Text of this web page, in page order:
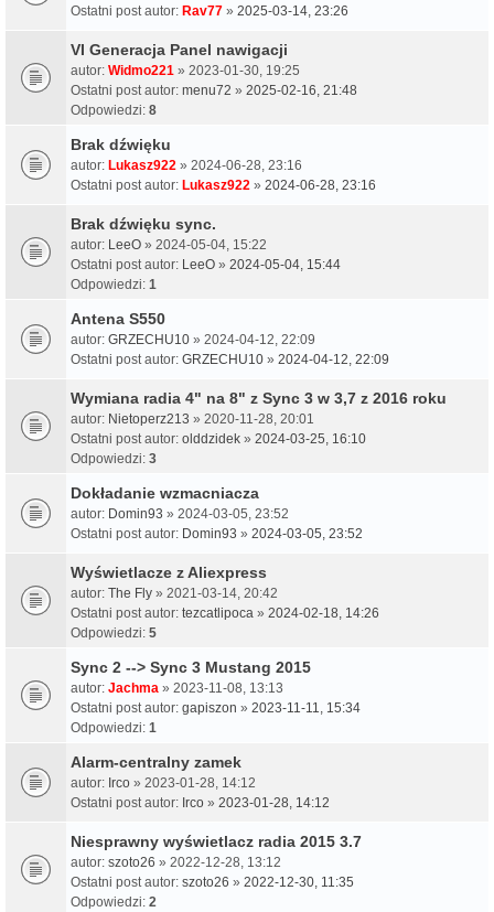
Ostatni post autor: Rav77 » 2025-03-14, 23:26
VI Generacja Panel nawigacji
autor: Widmo221 » 2023-01-30, 19:25
Ostatni post autor: menu72 » 2025-02-16, 21:48
Odpowiedzi: 8
Brak dźwięku
autor: Lukasz922 » 2024-06-28, 23:16
Ostatni post autor: Lukasz922 » 2024-06-28, 23:16
Brak dźwięku sync.
autor: LeeO » 2024-05-04, 15:22
Ostatni post autor: LeeO » 2024-05-04, 15:44
Odpowiedzi: 1
Antena S550
autor: GRZECHU10 » 2024-04-12, 22:09
Ostatni post autor: GRZECHU10 » 2024-04-12, 22:09
Wymiana radia 4" na 8" z Sync 3 w 3,7 z 2016 roku
autor: Nietoperz213 » 2020-11-28, 20:01
Ostatni post autor: olddzidek » 2024-03-25, 16:10
Odpowiedzi: 3
Dokładanie wzmacniacza
autor: Domin93 » 2024-03-05, 23:52
Ostatni post autor: Domin93 » 2024-03-05, 23:52
Wyświetlacze z Aliexpress
autor: The Fly » 2021-03-14, 20:42
Ostatni post autor: tezcatlipoca » 2024-02-18, 14:26
Odpowiedzi: 5
Sync 2 --> Sync 3 Mustang 2015
autor: Jachma » 2023-11-08, 13:13
Ostatni post autor: gapiszon » 2023-11-11, 15:34
Odpowiedzi: 1
Alarm-centralny zamek
autor: Irco » 2023-01-28, 14:12
Ostatni post autor: Irco » 2023-01-28, 14:12
Niesprawny wyświetlacz radia 2015 3.7
autor: szoto26 » 2022-12-28, 13:12
Ostatni post autor: szoto26 » 2022-12-30, 11:35
Odpowiedzi: 2